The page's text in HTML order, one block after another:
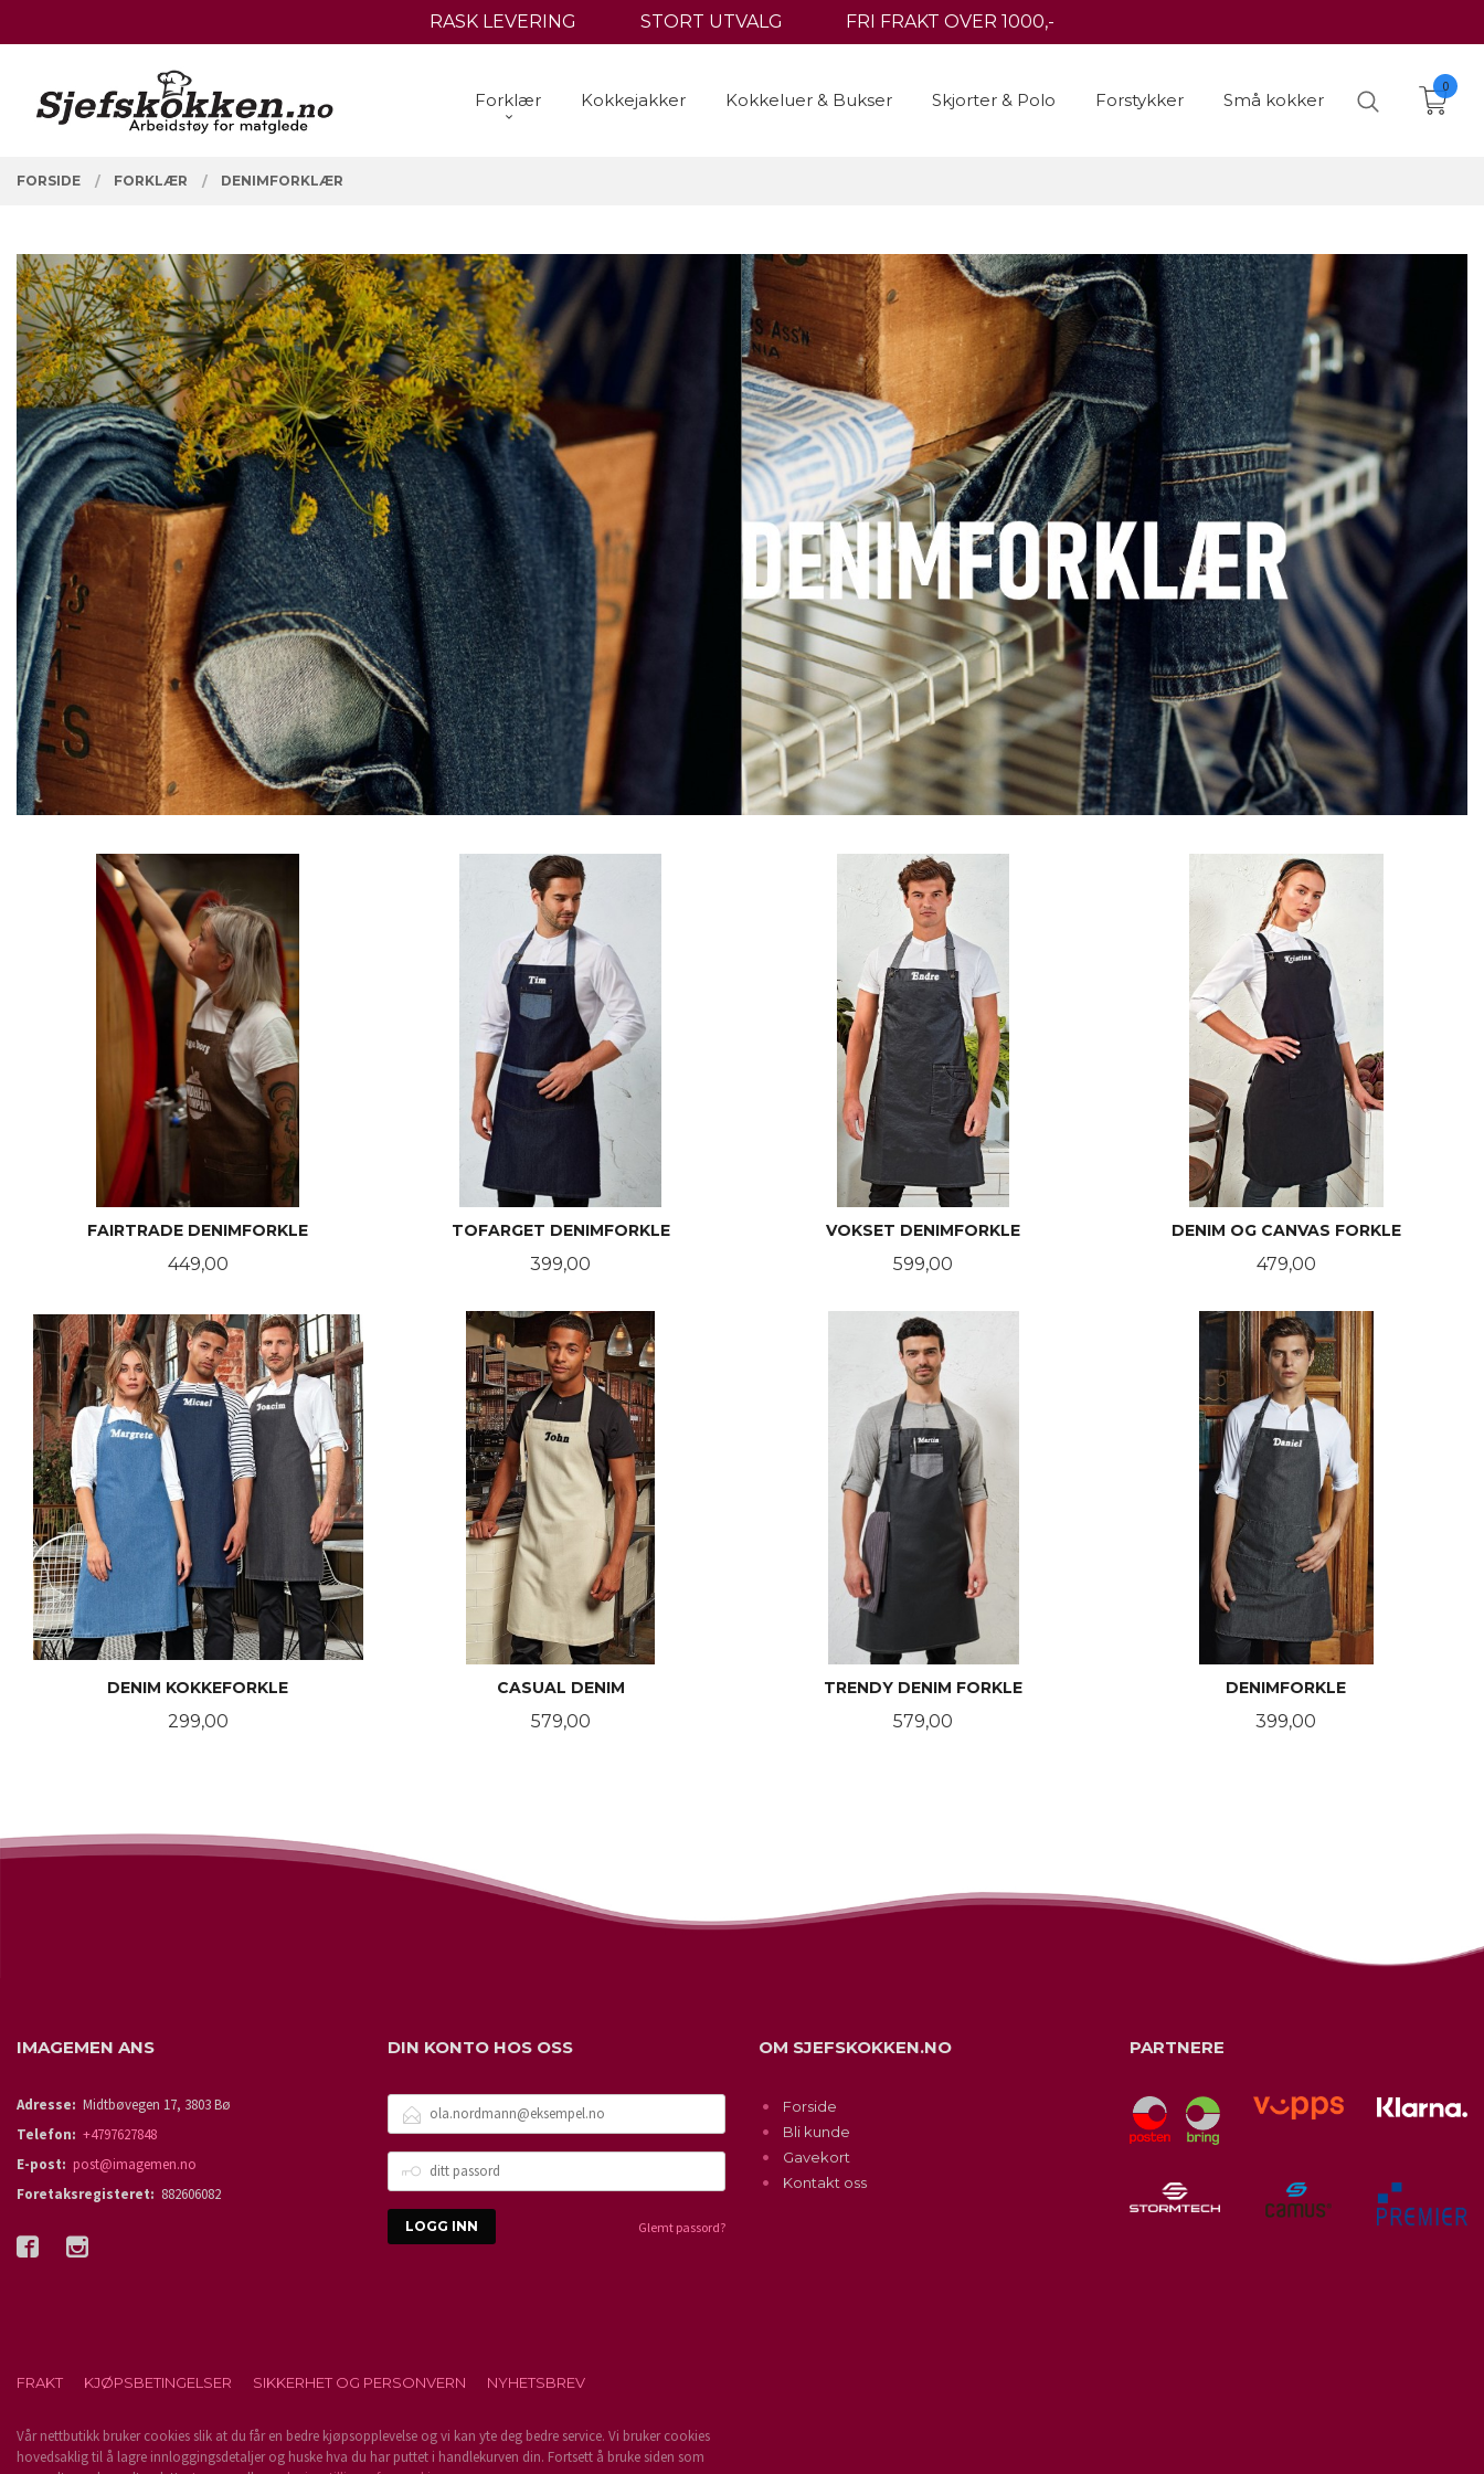
til
RASK LEVERING STORT UTVALG FRI FRAKT OVER 1000,-
Forklær Kokkejakker Kokkeluer & Bukser Skjorter & Polo Forstykker Små kokker
0
FORSIDE FORKLÆR DENIMFORKLÆR
FAIRTRADE DENIMFORKLE
Pris
449,00
LES MER
TOFARGET DENIMFORKLE
Pris
399,00
LES MER
VOKSET DENIMFORKLE
Pris
599,00
LES MER
DENIM OG CANVAS FORKLE
Pris
479,00
LES MER
DENIM KOKKEFORKLE
Pris
299,00
CASUAL DENIM
Pris
579,00
TRENDY DENIM FORKLE
Pris
579,00
DENIMFORKLE
Pris
399,00
IMAGEMEN ANS
Adresse: Midtbøvegen 17, 3803 Bø
Telefon: +4797627848
E-post: post@imagemen.no
Foretaksregisteret: 882606082
DIN KONTO HOS OSS
E-
POSTADRESSE
DITT
PASSORD
Glemt passord?
OM SJEFSKOKKEN.NO
Forside
Bli kunde
Gavekort
Kontakt oss
PARTNERE
FRAKT KJØPSBETINGELSER SIKKERHET OG PERSONVERN NYHETSBREV
Vår nettbutikk bruker cookies slik at du får en bedre kjøpsopplevelse og vi kan yte deg bedre service. Vi bruker cookies
hovedsaklig til å lagre innloggingsdetaljer og huske hva du har puttet i handlekurven din. Fortsett å bruke siden som